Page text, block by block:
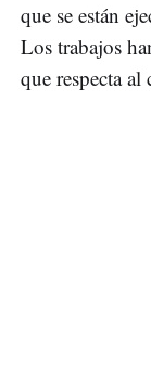
que se están
Los trabajos
que respecta